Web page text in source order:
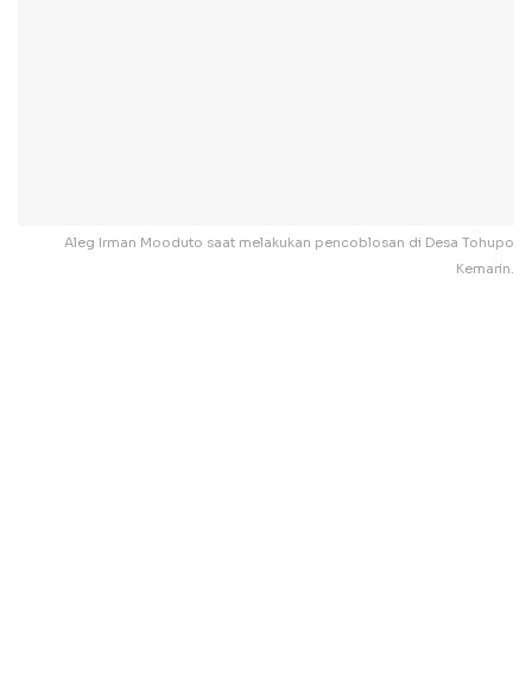
Aleg Irman Mooduto saat melakukan pencoblosan di Desa Tohupo
Kemarin.